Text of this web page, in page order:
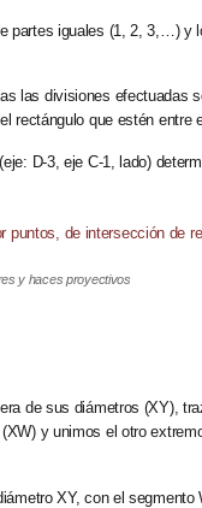
partes iguales (1, 2, 3,…) y
las divisiones efectuadas
rectángulo que estén entre
D-3, eje C-1, lado)
y haces proyectivos
de sus diámetros (XY),
y unimos el otro
XY, con el segmento